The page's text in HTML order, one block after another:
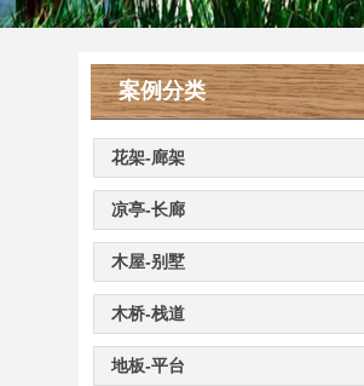
案例分类
花架-廊架
凉亭-长廊
木屋-别墅
木桥-栈道
地板-平台